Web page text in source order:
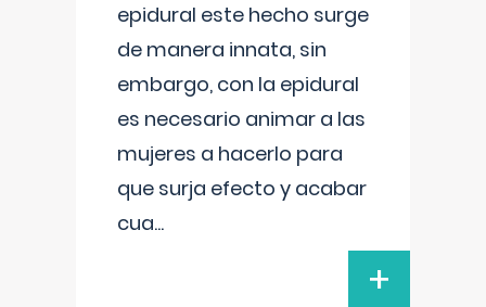
epidural este hecho surge
de manera innata, sin
embargo, con la epidural
es necesario animar a las
mujeres a hacerlo para
que surja efecto y acabar
cua...
+